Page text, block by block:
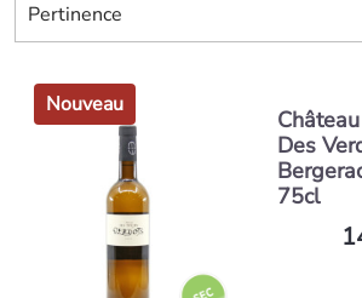
Pertinence
Des
75cl
Nouveau